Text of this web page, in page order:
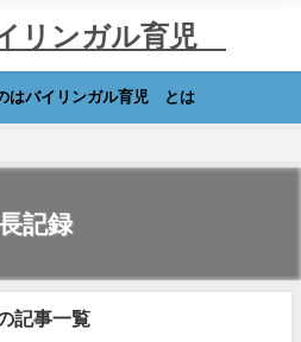
リンガル育児®
はバイリンガル育児®︎とは
記録
記事一覧